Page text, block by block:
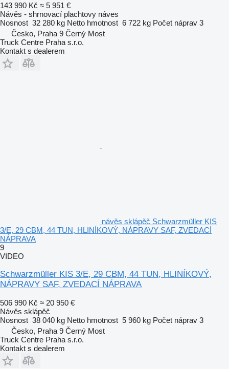
143 990 Kč ≈ 5 951 €
Návěs - shrnovací plachtovy náves
Nosnost 32 280 kg Netto hmotnost 6 722 kg Počet náprav 3
Česko, Praha 9 Černý Most
Truck Centre Praha s.r.o.
Kontakt s dealerem
návěs sklápěč Schwarzmüller KIS
3/E, 29 CBM, 44 TUN, HLINÍKOVÝ, NÁPRAVY SAF, ZVEDACÍ
NÁPRAVA
9
VIDEO
Schwarzmüller KIS 3/E, 29 CBM, 44 TUN, HLINÍKOVÝ,
NÁPRAVY SAF, ZVEDACÍ NÁPRAVA
506 990 Kč ≈ 20 950 €
Návěs sklápěč
Nosnost 38 040 kg Netto hmotnost 5 960 kg Počet náprav 3
Česko, Praha 9 Černý Most
Truck Centre Praha s.r.o.
Kontakt s dealerem